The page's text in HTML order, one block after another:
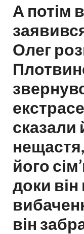
А потім
Олег
сказали
нещастя,
його
доки
він